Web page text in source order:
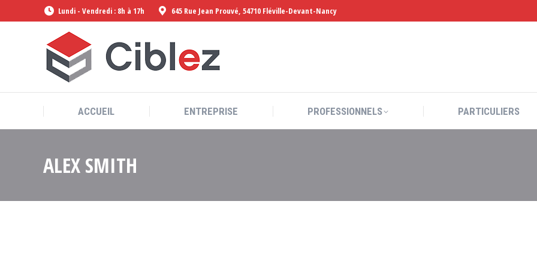
Lundi - Vendredi : 8h à 17h 645 Rue Jean Prouvé, 54710 Fléville-Devant-Nancy
ACCUEIL ENTREPRISE PROFESSIONNELS PARTICULIERS
ALEX SMITH
ACCUEIL ENTREPRISE PROFESSIONNELS PARTICULIERS